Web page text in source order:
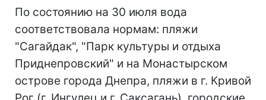
По состоянию на 30 июля вода
соответствовала нормам: пляжи
"Сагайдак", "Парк культуры и отдыха
Приднепровский" и на Монастырском
острове города Днепра, пляжи в г. Кривой